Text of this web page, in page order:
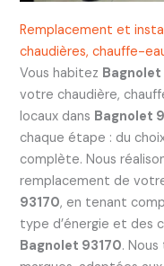
Remplacement et
chaudières, chauffe-
Vous habitez Bagnolet
votre chaudière,
locaux dans Bagnolet
chaque étape : du
complète. Nous
remplacement de
93170, en tenant
type d’énergie et des
Bagnolet 93170.